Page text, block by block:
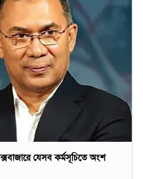
কক্সবাজারে যেসব কর্মসূচিতে অংশ